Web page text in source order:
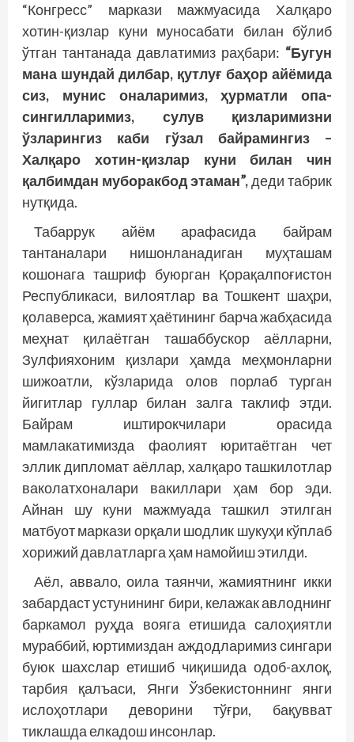
“Конгресс” маркази мажмуасида Халқаро
хотин-қизлар куни муносабати билан бўлиб
ўтган тантанада давлатимиз раҳбари: “Бугун
мана шундай дилбар, қутлуғ баҳор айёмида
сиз, мунис оналаримиз, ҳурматли опа-
сингилларимиз, сулув қизларимизни
ўзларингиз каби гўзал байрамингиз –
Халқаро хотин-қизлар куни билан чин
қалбимдан муборакбод этаман”,деди табрик
нутқида.
Табаррук айём арафасида байрам
тантаналари нишонланадиган муҳташам
кошонага ташриф буюрган Қорақалпоғистон
Рес­публикаси, вилоятлар ва Тошкент шаҳри,
қолаверса, жамият ҳаётининг барча жабҳасида
меҳнат қилаётган ташаббускор аёлларни,
Зулфияхоним қизлари ҳамда меҳмонларни
шижоатли, кўзларида олов порлаб турган
йигитлар гуллар билан залга таклиф этди.
Байрам иштирокчилари орасида
мамлакатимизда фаолият юритаётган чет
эллик дипломат аёллар, халқаро ташкилотлар
ваколатхоналари вакиллари ҳам бор эди.
Айнан шу куни маж­муада ташкил этилган
матбуот маркази орқали шодлик шукуҳи кўплаб
хорижий давлатларга ҳам намойиш этилди.
Аёл, аввало, оила таянчи, жамиятнинг икки
забардаст устунининг бири, келажак авлоднинг
баркамол руҳда вояга етишида салоҳиятли
мураббий, юртимиздан аждодларимиз сингари
буюк шахс­лар етишиб чиқишида одоб-ахлоқ,
тарбия қалъаси, Янги Ўзбекистоннинг янги
ислоҳотлари деворини тўғри, бақувват
тиклашда елкадош инсонлар.